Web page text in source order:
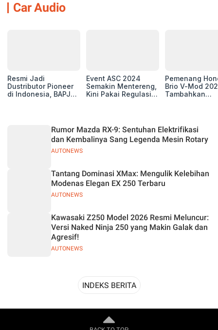
Car Audio
Resmi Jadi
Dustributor Pioneer
di Indonesia, BAPJ
Event ASC 2024
Semakin Mentereng,
Kini Pakai Regulasi
Pemenang
Brio V-Mod
Tambahkan
AUTONEWS
Rumor Mazda RX-9: Sentuhan Elektrifikasi
dan Kembalinya Sang Legenda Mesin Rotary
AUTONEWS
Tantang Dominasi XMax: Mengulik Kelebihan
Modenas Elegan EX 250 Terbaru
AUTONEWS
Kawasaki Z250 Model 2026 Resmi Meluncur:
Versi Naked Ninja 250 yang Makin Galak dan
Agresif!
INDEKS BERITA